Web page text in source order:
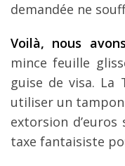
demandée ne
Voilà, nous
mince feuille
guise de visa.
utiliser un
extorsion d’euros
taxe fantaisiste